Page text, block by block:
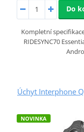
Do
Kompletní
RIDESYNC70
Úchyt Interphone
NOVINKA